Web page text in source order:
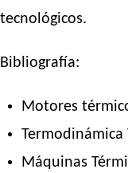
tecnológicos.
Bibliografía:
Motores
Termodinámica
Máquinas